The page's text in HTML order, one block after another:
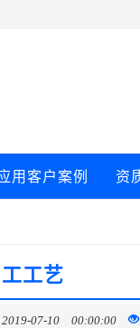
用客户案例 资
工艺
2019-07-10 00:00:00